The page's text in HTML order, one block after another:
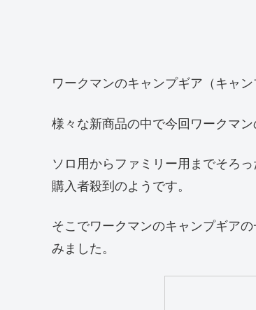
ワークマンのキャンプギア（キャ
様々な新商品の中で今回ワークマン
ソロ用からファミリー用までそろ
購入者殺到のようです。
そこでワークマンのキャンプギア
みました。